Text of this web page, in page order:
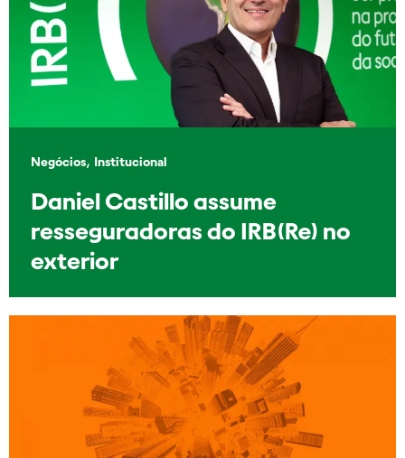
Negócios, Institucional
Daniel Castillo assume
resseguradoras do IRB(Re) no
exterior